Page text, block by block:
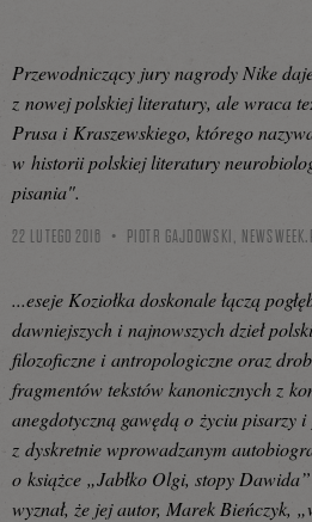
Przewodniczący jury nagrody Nike
z nowej polskiej literatury, ale wraca
Prusa i Kraszewskiego, którego
w historii polskiej literatury
pisania".
22 LUTEGO 2016 PIOTR GAJDOWSKI,
...eseje Koziołka doskonale łączą
dawniejszych i najnowszych dzieł
filozoficzne i antropologiczne oraz
fragmentów tekstów kanonicznych z
anegdotyczną gawędą o życiu pisarzy
z dyskretnie wprowadzanym
o książce „Jabłko Olgi, stopy
wyznał, że jej autor, Marek Bieńczyk,